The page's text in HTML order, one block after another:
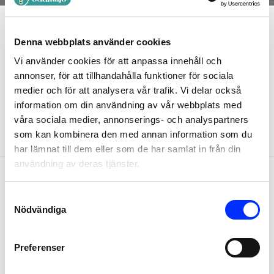
Denna webbplats använder cookies
Vi använder cookies för att anpassa innehåll och
annonser, för att tillhandahålla funktioner för sociala
medier och för att analysera vår trafik. Vi delar också
information om din användning av vår webbplats med
våra sociala medier, annonserings- och analyspartners
som kan kombinera den med annan information som du
har lämnat till dem eller som de har samlat in från din
användning av deras tjänster.
Selection
Nödvändiga
Preferenser
EN VACKER HANDDUK HÖJER
INTRYCKET AV DITT BADRUM
ÄR DINA HANDDUKAR SLITNA?